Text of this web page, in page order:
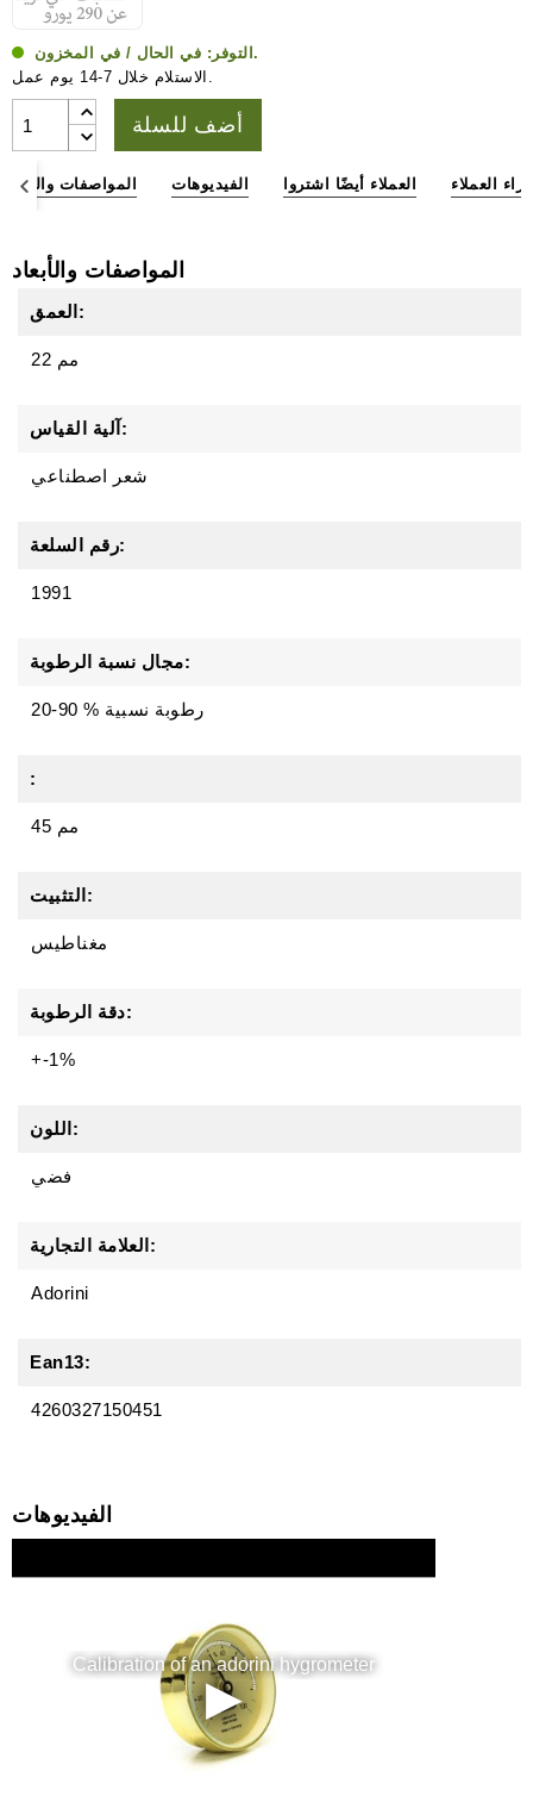
التوفر: في الحال / في المخزون.
الاستلام خلال 7-14 يوم عمل.
أضف للسلة
المواصفات والأبعاد الفيديوهات العملاء أيضًا اشتروا آراء العملاء
المواصفات والأبعاد
العمق:
22 مم
آلية القياس:
شعر اصطناعي
رقم السلعة:
1991
مجال نسبة الرطوبة:
20-90 % رطوبة نسبية
:
45 مم
التثبيت:
مغناطيس
دقة الرطوبة:
+-1%
اللون:
فضي
العلامة التجارية:
Adorini
Ean13:
4260327150451
الفيديوهات